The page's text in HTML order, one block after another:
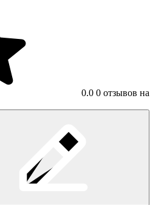
0.0 0 отзывов на